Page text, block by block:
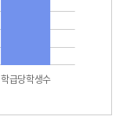
학급당학생수